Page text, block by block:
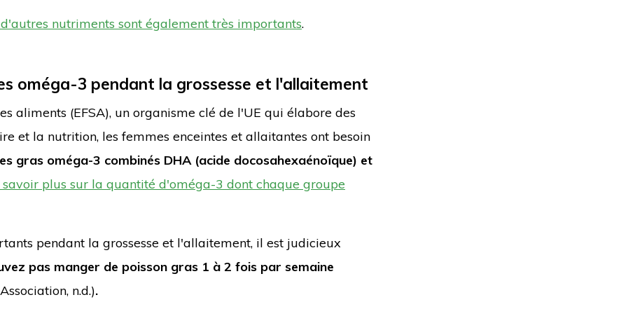
nutriments sont également très importants.
oméga-3 pendant la grossesse et l'allaitement
aliments (EFSA), un organisme clé de l'UE qui élabore des
et la nutrition, les femmes enceintes et allaitantes ont besoin
gras oméga-3 combinés DHA (acide docosahexaénoïque) et
savoir plus sur la quantité d'oméga-3 dont chaque groupe
pendant la grossesse et l'allaitement, il est judicieux
pas manger de poisson gras 1 à 2 fois par semaine
n.d.).